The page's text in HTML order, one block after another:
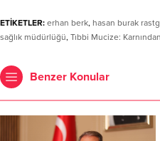
ETİKETLER: erhan berk, hasan burak
sağlık müdürlüğü, Tıbbi Mucize:
Benzer Konular